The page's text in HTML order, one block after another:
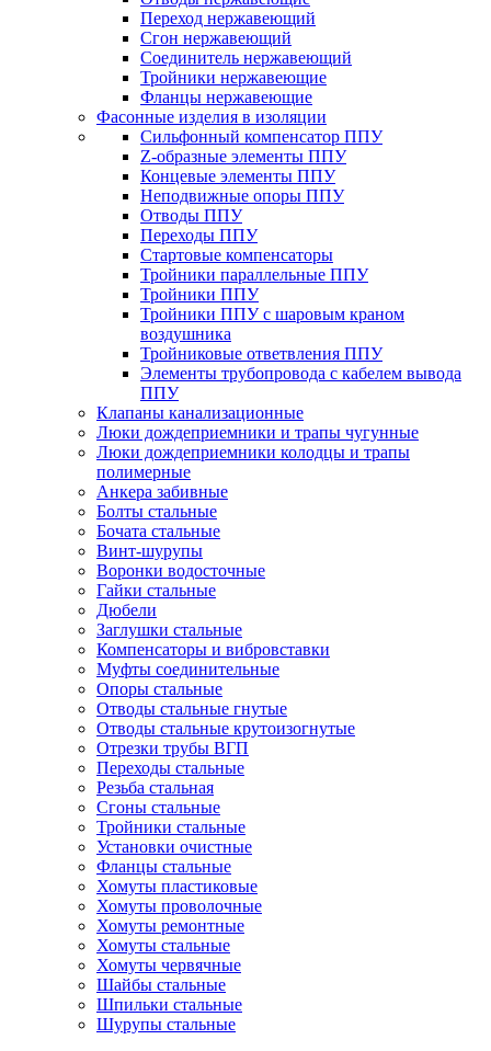
Переход нержавеющий
Сгон нержавеющий
Соединитель нержавеющий
Тройники нержавеющие
Фланцы нержавеющие
Фасонные изделия в изоляции
Cильфонный компенсатор ППУ
Z-образные элементы ППУ
Концевые элементы ППУ
Неподвижные опоры ППУ
Отводы ППУ
Переходы ППУ
Стартовые компенсаторы
Тройники параллельные ППУ
Тройники ППУ
Тройники ППУ с шаровым краном
воздушника
Тройниковые ответвления ППУ
Элементы трубопровода с кабелем вывода
ППУ
Клапаны канализационные
Люки дождеприемники и трапы чугунные
Люки дождеприемники колодцы и трапы
полимерные
Анкера забивные
Болты стальные
Бочата стальные
Винт-шурупы
Воронки водосточные
Гайки стальные
Дюбели
Заглушки стальные
Компенсаторы и вибровставки
Муфты соединительные
Опоры стальные
Отводы стальные гнутые
Отводы стальные крутоизогнутые
Отрезки трубы ВГП
Переходы стальные
Резьба стальная
Сгоны стальные
Тройники стальные
Установки очистные
Фланцы стальные
Хомуты пластиковые
Хомуты проволочные
Хомуты ремонтные
Хомуты стальные
Хомуты червячные
Шайбы стальные
Шпильки стальные
Шурупы стальные